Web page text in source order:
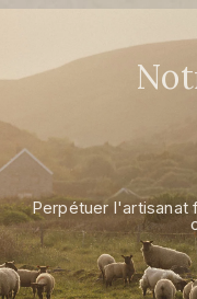
Perpétuer l'artisanat